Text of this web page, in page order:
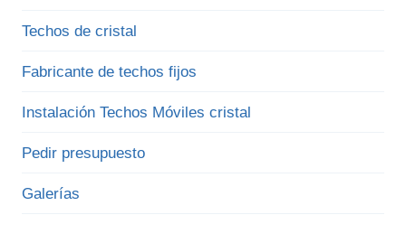
Techos de cristal
Fabricante de techos fijos
Instalación Techos Móviles cristal
Pedir presupuesto
Galerías